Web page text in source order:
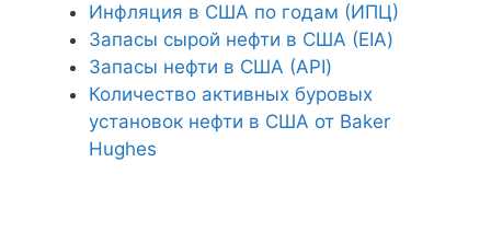
Инфляция в США по годам (ИПЦ)
Запасы сырой нефти в США (EIA)
Запасы нефти в США (API)
Количество активных буровых
установок нефти в США от Baker
Hughes